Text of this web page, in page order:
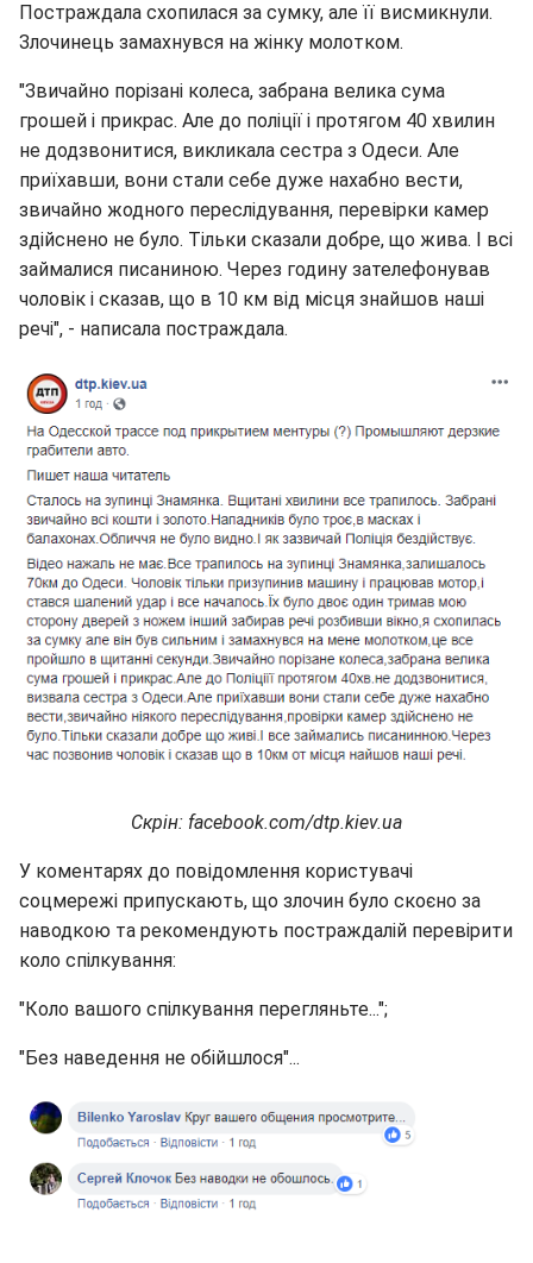
Постраждала схопилася за сумку, але її висмикнули.
Злочинець замахнувся на жінку молотком.
"Звичайно порізані колеса, забрана велика сума
грошей і прикрас. Але до поліції і протягом 40 хвилин
не додзвонитися, викликала сестра з Одеси. Але
приїхавши, вони стали себе дуже нахабно вести,
звичайно жодного переслідування, перевірки камер
здійснено не було. Тільки сказали добре, що жива. І всі
займалися писаниною. Через годину зателефонував
чоловік і сказав, що в 10 км від місця знайшов наші
речі", - написала постраждала.
Скрін: facebook.com/dtp.kiev.ua
У коментарях до повідомлення користувачі
соцмережі припускають, що злочин було скоєно за
наводкою та рекомендують постраждалій перевірити
коло спілкування:
"Коло вашого спілкування перегляньте...";
"Без наведення не обійшлося"...